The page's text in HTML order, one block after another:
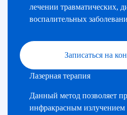
лечении травматических,
воспалительных
Записаться на
Лазерная терапия
Данный метод позволяет
инфракрасным излучением